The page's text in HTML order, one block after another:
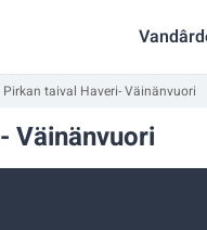
Pirkan taival Haveri- Väinänvuori
Väinänvuori